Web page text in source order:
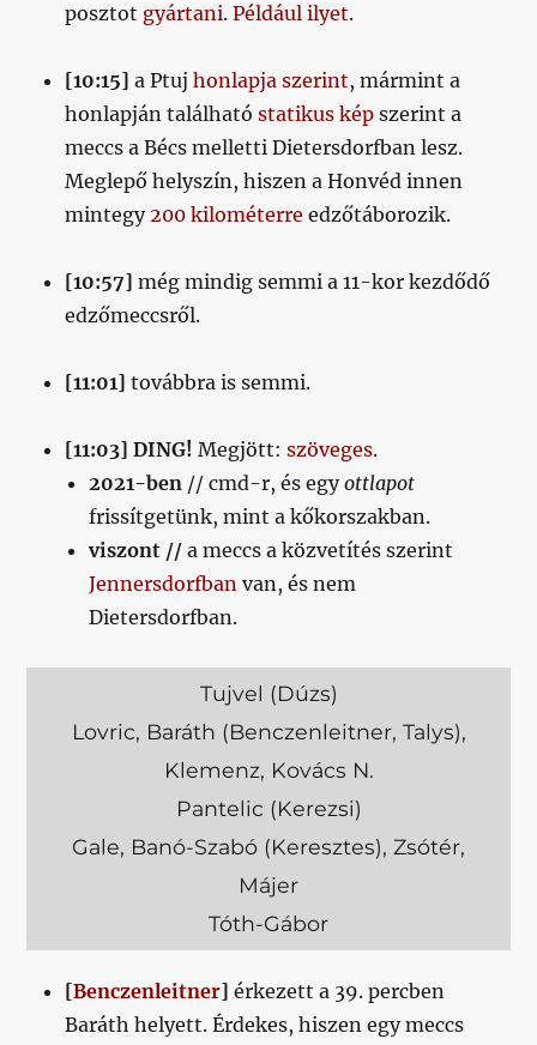
posztot gyártani.Például ilyet.
[10:15] a Ptujhonlapja szerint, mármint a
honlapján találhatóstatikus kép szerint a
meccs a Bécs melletti Dietersdorfban lesz.
Meglepő helyszín, hiszen a Honvéd innen
mintegy200 kilométerre edzőtáborozik.
[10:57] még mindig semmi a 11-kor kezdődő
edzőmeccsről.
[11:01] továbbra is semmi.
[11:03] DING! Megjött:szöveges.
2021-ben // cmd-r, és egyottlapot
frissítgetünk, mint a kőkorszakban.
viszont // a meccs a közvetítés szerint
Jennersdorfban van, és nem
Dietersdorfban.
Tujvel (Dúzs)
Lovric, Baráth (Benczenleitner, Talys),
Klemenz, Kovács N.
Pantelic (Kerezsi)
Gale, Banó-Szabó (Keresztes), Zsótér,
Májer
Tóth-Gábor
[Benczenleitner] érkezett a 39. percben
Baráth helyett. Érdekes, hiszen egy meccs